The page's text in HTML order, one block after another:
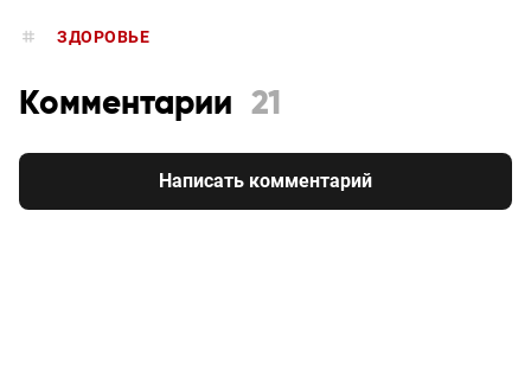
ЗДОРОВЬЕ
Комментарии 21
Написать комментарий